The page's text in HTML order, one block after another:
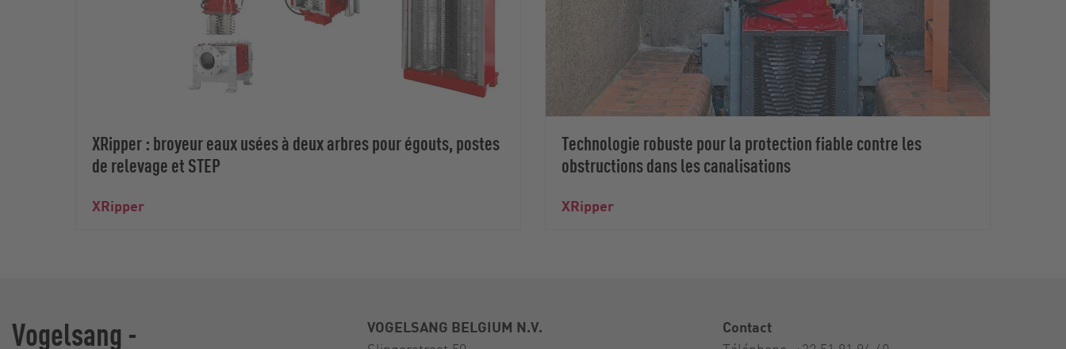
XRipper : broyeur eaux usées à deux arbres pour égouts, postes
de relevage et STEP
XRipper
Technologie robuste pour la protection fiable contre les
obstructions dans les canalisations
XRipper
Vogelsang -
VOGELSANG BELGIUM N.V.
Contact